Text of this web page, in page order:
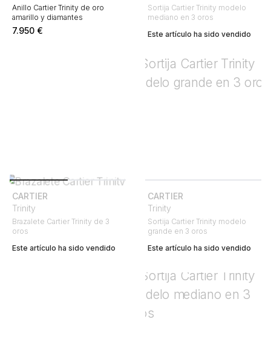
Anillo Cartier Trinity de oro
amarillo y diamantes
7.950 €
Sortija Cartier Trinity modelo
mediano en 3 oros
Este artículo ha sido vendido
CARTIER
Trinity
Brazalete Cartier Trinity de 3
oros
Este artículo ha sido vendido
CARTIER
Trinity
Sortija Cartier Trinity modelo
grande en 3 oros
Este artículo ha sido vendido